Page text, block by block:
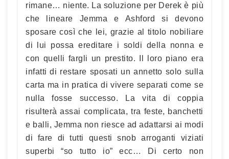
rimane… niente. La soluzione per Derek è più
che lineare Jemma e Ashford si devono
sposare così che lei, grazie al titolo nobiliare
di lui possa ereditare i soldi della nonna e
con quelli fargli un prestito. Il loro piano era
infatti di restare sposati un annetto solo sulla
carta ma in pratica di vivere separati come se
nulla fosse successo. La vita di coppia
risulterà assai complicata, tra feste, banchetti
e balli, Jemma non riesce ad adattarsi ai modi
di fare di tutti questi snob arroganti viziati
superbi “so tutto io” ecc… Di certo non